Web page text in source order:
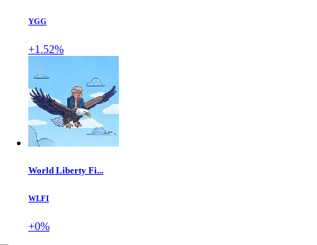
YGG
+1.52%
World Liberty Fi...
WLFI
+0%